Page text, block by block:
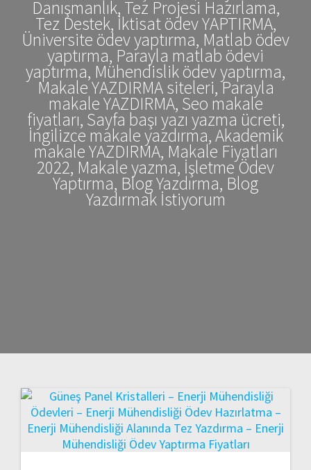
Danışmanlık, Tez Projesi Hazırlama,
Tez Destek, İktisat ödev YAPTIRMA,
Üniversite ödev yaptırma, Matlab ödev
yaptırma, Parayla matlab ödevi
yaptırma, Mühendislik ödev yaptırma,
Makale YAZDIRMA siteleri, Parayla
makale YAZDIRMA, Seo makale
fiyatları, Sayfa başı yazı yazma ücreti,
İngilizce makale yazdırma, Akademik
makale YAZDIRMA, Makale Fiyatları
2022, Makale yazma, İşletme Ödev
Yaptırma, Blog Yazdırma, Blog
Yazdırmak İstiyorum